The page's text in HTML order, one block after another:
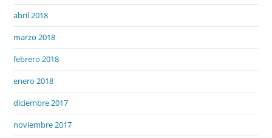
abril 2018
marzo 2018
febrero 2018
enero 2018
diciembre 2017
noviembre 2017